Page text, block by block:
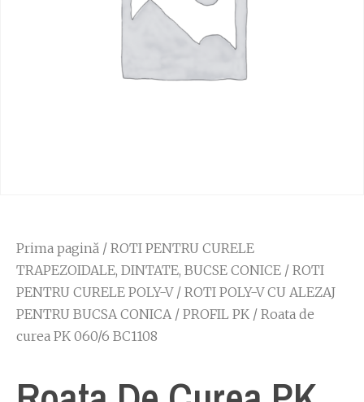
Prima pagină / ROTI PENTRU CURELE
TRAPEZOIDALE, DINTATE, BUCSE CONICE / ROTI
PENTRU CURELE POLY-V/ ROTI POLY-V CU ALEZAJ
PENTRU BUCSA CONICA/ PROFIL PK / Roata de
curea PK 060/6 BC1108